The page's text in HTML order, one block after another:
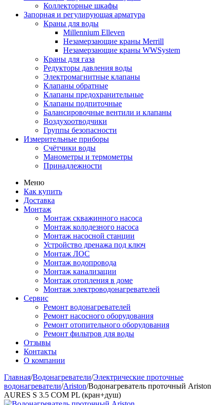
Коллекторные шкафы
Запорная и регулирующая арматура
Краны для воды
Millennium Elleven
Незамерзающие краны Merrill
Незамерзающие краны WWSystem
Краны для газа
Редукторы давления воды
Электромагнитные клапаны
Клапаны обратные
Клапаны предохранительные
Клапаны подпиточные
Балансировочные вентили и клапаны
Воздухоотводчики
Группы безопасности
Измерительные приборы
Счётчики воды
Манометры и термометры
Принадлежности
Меню
Как купить
Доставка
Монтаж
Монтаж скважинного насоса
Монтаж колодезного насоса
Монтаж насосной станции
Устройство дренажа под ключ
Монтаж ЛОС
Монтаж водопровода
Монтаж канализации
Монтаж отопления в доме
Монтаж электроводонагревателей
Сервис
Ремонт водонагревателей
Ремонт насосного оборудования
Ремонт отопительного оборудования
Ремонт фильтров для воды
Отзывы
Контакты
О компании
Главная/Водонагреватели/Электрические проточные
водонагреватели/Ariston/Водонагреватель проточный Ariston
AURES S 3.5 COM PL (кран+душ)